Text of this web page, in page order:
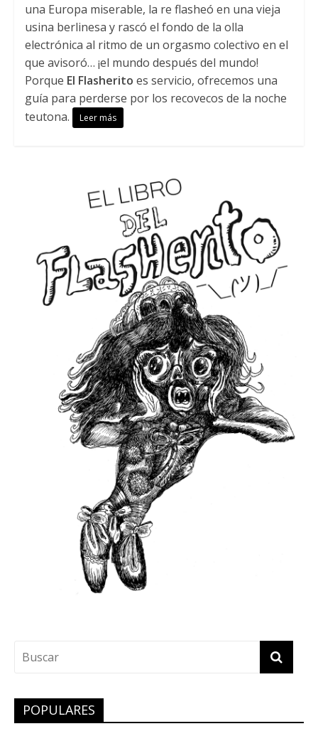
una Europa miserable, la re flasheó en una vieja
usina berlinesa y rascó el fondo de la olla
electrónica al ritmo de un orgasmo colectivo en el
que avisoró… ¡el mundo después del mundo!
Porque El Flasherito es servicio, ofrecemos una
guía para perderse por los recovecos de la noche
teutona.
Leer más
POPULARES